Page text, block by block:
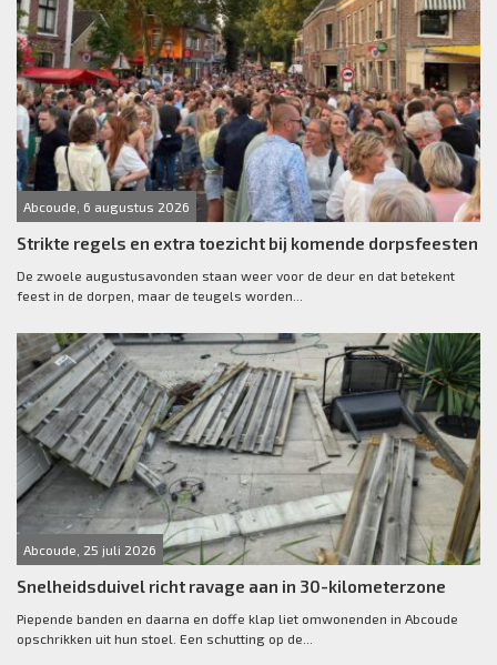
Abcoude, 6 augustus 2026
Strikte regels en extra toezicht bij komende dorpsfeesten
De zwoele augustusavonden staan weer voor de deur en dat betekent
feest in de dorpen, maar de teugels worden...
Abcoude, 25 juli 2026
Snelheidsduivel richt ravage aan in 30-kilometerzone
Piepende banden en daarna en doffe klap liet omwonenden in Abcoude
opschrikken uit hun stoel. Een schutting op de...